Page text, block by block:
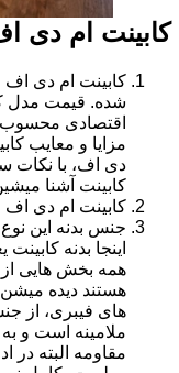
کابینت ام دی
اقتصادی محسوب
مزایا و معایب
دی اف، با نکات
کابینت آشنا
کابینت ام دی
اینجا بدنه
همه بخش هایی از
هستند دیده
های فیبری، از
ملامینه است و
مقاومه البته در